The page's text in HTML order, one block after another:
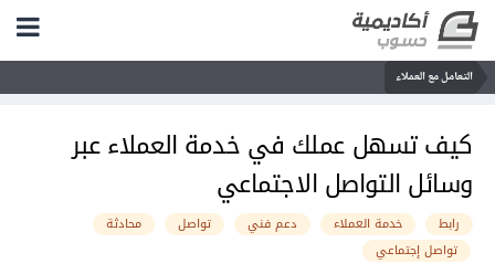
التعامل مع العملاء
كيف تسهل عملك في خدمة العملاء عبر
وسائل التواصل الاجتماعي
رابط خدمة العملاء دعم فني تواصل
محادثة
تواصل إجتماعي